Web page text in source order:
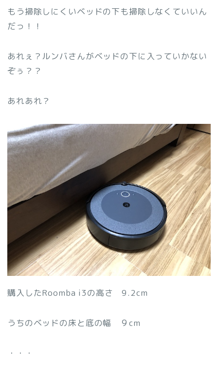
もう掃除しにくいベッドの下も掃除しなくていいん
だっ！！
あれぇ？ルンバさんがベッドの下に入っていかない
ぞぅ？？
あれあれ？
購入したRoomba i3の高さ 9.2cm
うちのベッドの床と底の幅 ９cm
・・・